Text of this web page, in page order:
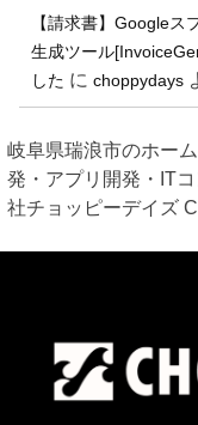
【請求書】Googleス
生成ツール
した に choppydays
岐阜県瑞浪市のホー
発・アプリ開発・IT
社チョッピーデイズ